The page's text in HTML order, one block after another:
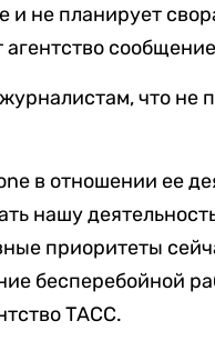
и не планирует
агентство
что не
в отношении ее
нашу
приоритеты
бесперебойной
ТАСС.